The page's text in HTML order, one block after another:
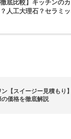
徹底比較】キッチンの
人工大理石？セラミ
ン【スイージー見積もり
の価格を徹底解説